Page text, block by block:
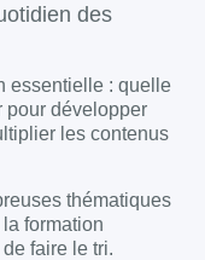
des
essentielle : quelle
pour développer
les contenus
thématiques
formation
faire le tri.